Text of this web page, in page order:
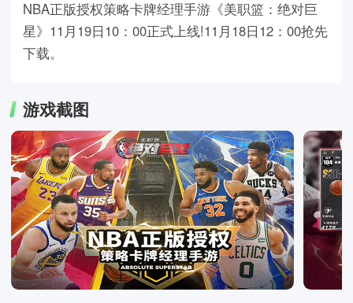
NBA正版授权策略卡牌经理手游《美职篮：绝对巨
星》11月19日10：00正式上线!11月18日12：00抢先
下载。
游戏截图